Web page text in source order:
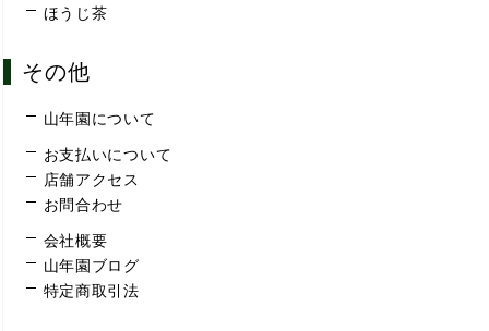
ほうじ茶
その他
山年園について
お支払いについて
店舗アクセス
お問合わせ
会社概要
山年園ブログ
特定商取引法